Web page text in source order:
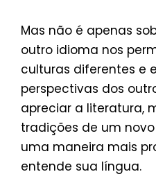
Mas não é apenas
outro idioma nos
culturas diferentes e
perspectivas dos
apreciar a literatura,
tradições de um
uma maneira mais
entende sua língua.